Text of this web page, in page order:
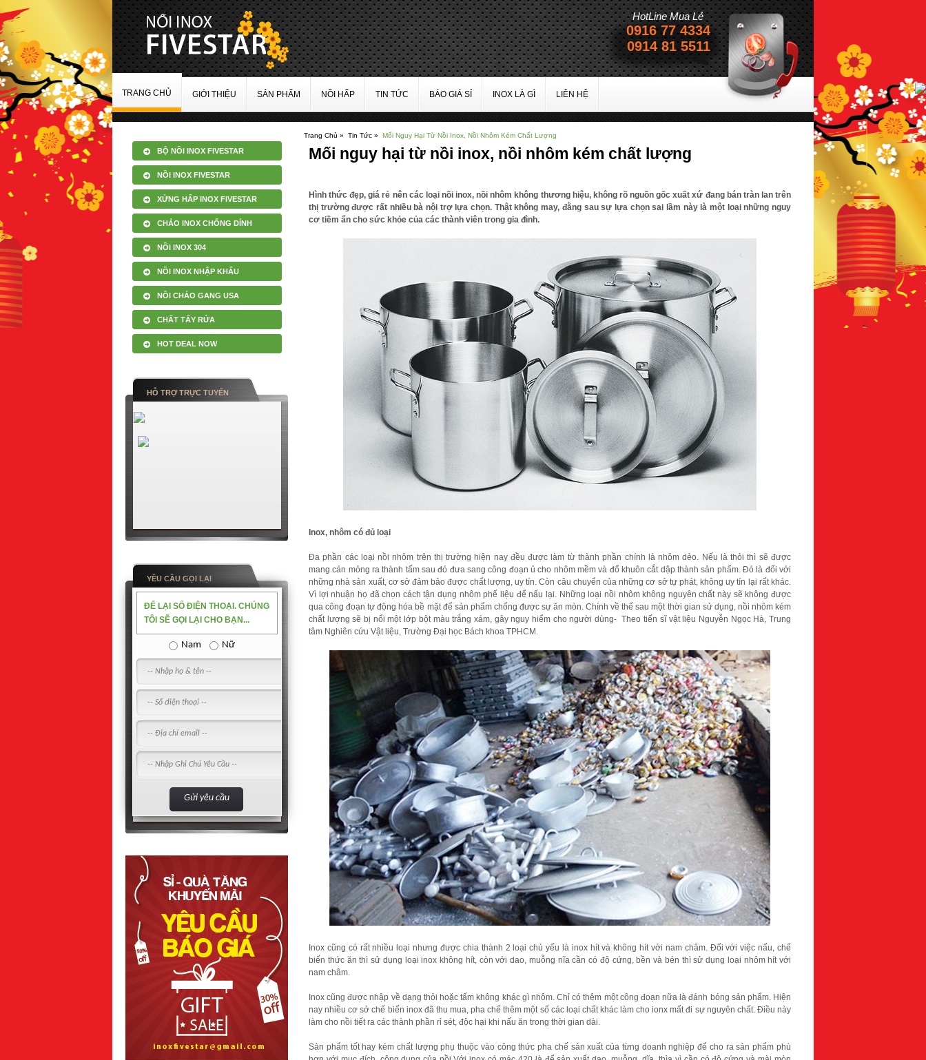
HotLine Mua Lẻ
0916 77 4334
0914 81 5511
TRANG CHỦ GIỚI THIỆU SẢN PHẨM NỒI HẤP TIN TỨC BÁO GIÁ SỈ INOX LÀ GÌ LIÊN HỆ
BỘ NỒI INOX FIVESTAR
NỒI INOX FIVESTAR
XỬNG HẤP INOX FIVESTAR
CHẢO INOX CHỐNG DÍNH
NỒI INOX 304
NỒI INOX NHẬP KHẨU
NỒI CHẢO GANG USA
CHẤT TẨY RỬA
HOT DEAL NOW
HỖ TRỢ TRỰC TUYẾN
YỀU CẦU GỌI LẠI
ĐỂ LẠI SỐ ĐIỆN THOẠI. CHÚNG
TÔI SẼ GỌI LẠI CHO BẠN...
Nam Nữ
Trang Chủ » Tin Tức » Mối Nguy Hại Từ Nồi Inox, Nồi Nhôm Kém Chất Lượng
Mối nguy hại từ nồi inox, nồi nhôm kém chất lượng
Hình thức đẹp, giá rẻ nên các loại nồi inox, nồi nhôm không thương hiệu, không rõ nguồn gốc xuất xứ đang bán tràn lan trên
thị trường được rất nhiều bà nội trợ lựa chọn. Thật không may, đằng sau sự lựa chọn sai lầm này là một loại những nguy
cơ tiềm ẩn cho sức khỏe của các thành viên trong gia đình.
Inox, nhôm có đủ loại
Đa phần các loại nồi nhôm trên thị trường hiện nay đều được làm từ thành phần chính là nhôm dẻo. Nếu là thỏi thì sẽ được
mang cán mỏng ra thành tấm sau đó đưa sang công đoạn ủ cho nhôm mềm và đổ khuôn cắt dập thành sản phẩm. Đó là đối với
những nhà sản xuất, cơ sở đảm bảo được chất lượng, uy tín. Còn câu chuyển của những cơ sở tự phát, không uy tín lại rất khác.
Vì lợi nhuận họ đã chọn cách tận dụng nhôm phế liệu để nấu lại. Những loại nồi nhôm không nguyên chất này sẽ không được
qua công đoạn tự động hóa bề mặt để sản phẩm chống được sự ăn mòn. Chính về thế sau một thời gian sử dụng, nồi nhôm kém
chất lượng sẽ bị nổi một lớp bột màu trắng xám, gây nguy hiểm cho người dùng- Theo tiến sĩ vật liệu Nguyễn Ngọc Hà, Trung
tâm Nghiên cứu Vật liệu, Trường Đại học Bách khoa TPHCM.
Inox cũng có rất nhiều loại nhưng được chia thành 2 loại chủ yếu là inox hít và không hít với nam châm. Đối với việc nấu, chế
biến thức ăn thì sử dụng loại inox không hít, còn với dao, muỗng nĩa cần có độ cứng, bền và bén thì sử dụng loại nhôm hít với
nam châm.
Inox cũng được nhập về dạng thỏi hoặc tấm không khác gì nhôm. Chỉ có thêm một công đoạn nữa là đánh bóng sản phẩm. Hiện
nay nhiều cơ sở chế biến inox đã thu mua, pha chế thêm một số các loại chất khác làm cho ionx mất đi sự nguyên chất. Điều này
làm cho nồi tiết ra các thành phần rỉ sét, độc hại khi nấu ăn trong thời gian dài.
Sản phẩm tốt hay kém chất lượng phụ thuộc vào công thức pha chế sản xuất của từng doanh nghiệp để cho ra sản phẩm phù